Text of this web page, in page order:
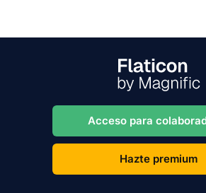
Acceso para
Hazte premium